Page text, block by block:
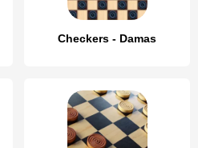
Checkers - Damas